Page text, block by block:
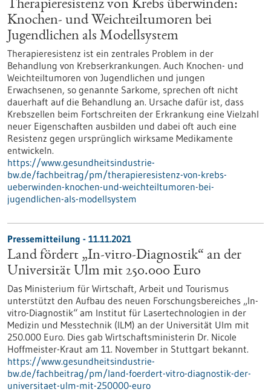
Therapieresistenz von Krebs überwinden:
Knochen- und Weichteiltumoren bei
Jugendlichen als Modellsystem
Therapieresistenz ist ein zentrales Problem in der
Behandlung von Krebserkrankungen. Auch Knochen- und
Weichteiltumoren von Jugendlichen und jungen
Erwachsenen, so genannte Sarkome, sprechen oft nicht
dauerhaft auf die Behandlung an. Ursache dafür ist, dass
Krebszellen beim Fortschreiten der Erkrankung eine Vielzahl
neuer Eigenschaften ausbilden und dabei oft auch eine
Resistenz gegen ursprünglich wirksame Medikamente
entwickeln.
https://www.gesundheitsindustrie-
bw.de/fachbeitrag/pm/therapieresistenz-von-krebs-
ueberwinden-knochen-und-weichteiltumoren-bei-
jugendlichen-als-modellsystem
Pressemitteilung - 11.11.2021
Land fördert „In-vitro-Diagnostik“ an der
Universität Ulm mit 250.000 Euro
Das Ministerium für Wirtschaft, Arbeit und Tourismus
unterstützt den Aufbau des neuen Forschungsbereiches „In-
vitro-Diagnostik“ am Institut für Lasertechnologien in der
Medizin und Messtechnik (ILM) an der Universität Ulm mit
250.000 Euro. Dies gab Wirtschaftsministerin Dr. Nicole
Hoffmeister-Kraut am 11. November in Stuttgart bekannt.
https://www.gesundheitsindustrie-
bw.de/fachbeitrag/pm/land-foerdert-vitro-diagnostik-der-
universitaet-ulm-mit-250000-euro